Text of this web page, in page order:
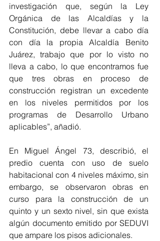
investigación que, según la Ley
Orgánica de las Alcaldías y la
Constitución, debe llevar a cabo día
con día la propia Alcaldía Benito
Juárez, trabajo que por lo visto no
lleva a cabo, lo que encontramos fue
que tres obras en proceso de
construcción registran un excedente
en los niveles permitidos por los
programas de Desarrollo Urbano
aplicables”, añadió.
En Miguel Ángel 73, describió, el
predio cuenta con uso de suelo
habitacional con 4 niveles máximo, sin
embargo, se observaron obras en
curso para la construcción de un
quinto y un sexto nivel, sin que exista
algún documento emitido por SEDUVI
que ampare los pisos adicionales.